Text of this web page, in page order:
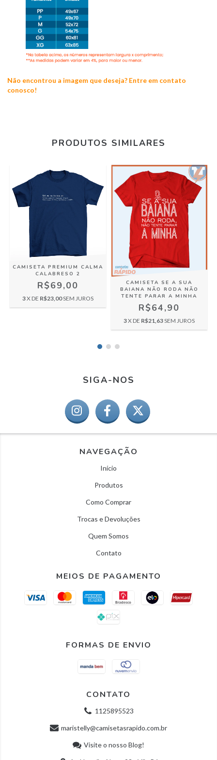
Não encontrou a imagem que deseja? Entre em contato
conosco!
PRODUTOS SIMILARES
CAMISETA PREMIUM CALMA
CALABRESO 2
R$69,00
3X DE R$23,00SEM JUROS
CAMISETA SE A SUA
BAIANA NÃO RODA NÃO
TENTE PARAR A MINHA
R$64,90
3X DE R$21,63SEM JUROS
SIGA-NOS
NAVEGAÇÃO
Início
Produtos
Como Comprar
Trocas e Devoluções
Quem Somos
Contato
MEIOS DE PAGAMENTO
FORMAS DE ENVIO
CONTATO
1125895523
maristelly@camisetasrapido.com.br
Visite o nosso Blog!